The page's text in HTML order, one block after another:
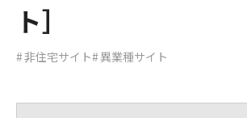
ト］
非住宅サイト 異業種サイト